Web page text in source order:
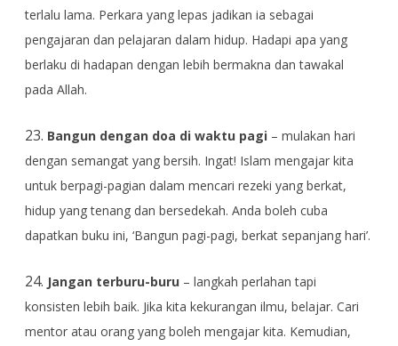
terlalu lama. Perkara yang lepas jadikan ia sebagai
pengajaran dan pelajaran dalam hidup. Hadapi apa yang
berlaku di hadapan dengan lebih bermakna dan tawakal
pada Allah.
23. Bangun dengan doa di waktu pagi – mulakan hari
dengan semangat yang bersih. Ingat! Islam mengajar kita
untuk berpagi-pagian dalam mencari rezeki yang berkat,
hidup yang tenang dan bersedekah. Anda boleh cuba
dapatkan buku ini, ‘Bangun pagi-pagi, berkat sepanjang hari’.
24. Jangan terburu-buru – langkah perlahan tapi
konsisten lebih baik. Jika kita kekurangan ilmu, belajar. Cari
mentor atau orang yang boleh mengajar kita. Kemudian,